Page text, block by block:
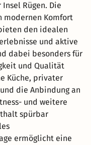
Rügen. Die
modernen Komfort
den idealen
und aktive
dabei besonders für
und Qualität
Küche, privater
die Anbindung an
und weitere
spürbar
ermöglicht eine